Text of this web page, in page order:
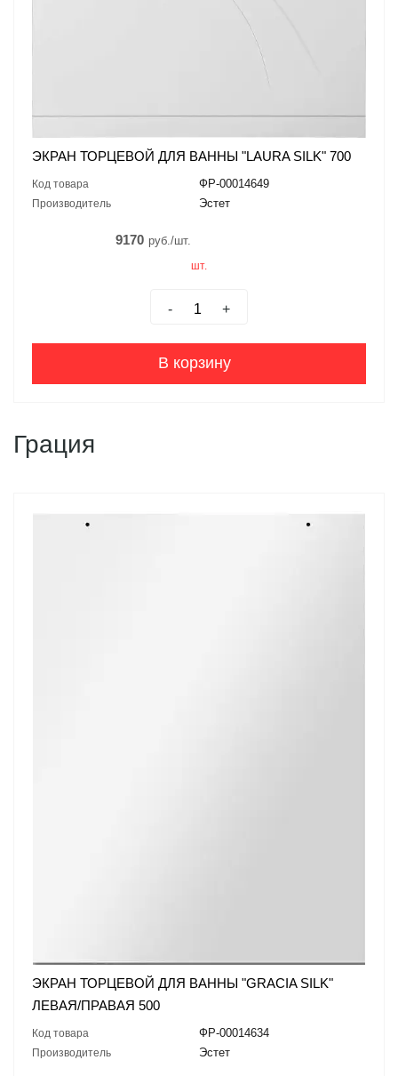
ЭКРАН ТОРЦЕВОЙ ДЛЯ ВАННЫ "LAURA SILK" 700
Код товара ФР-00014649
Производитель Эстет
9170 руб./шт.
шт.
- +
В корзину
Грация
ЭКРАН ТОРЦЕВОЙ ДЛЯ ВАННЫ "GRACIA SILK"
ЛЕВАЯ/ПРАВАЯ 500
Код товара ФР-00014634
Производитель Эстет